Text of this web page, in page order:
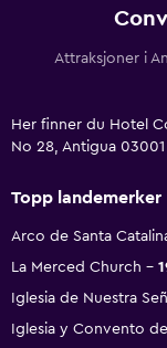
Attraksjoner i
Her finner du Hotel
No 28, Antigua 03001
Topp landemerker
Arco de Santa
La Merced Church
Iglesia de Nuestra
Iglesia y Convento